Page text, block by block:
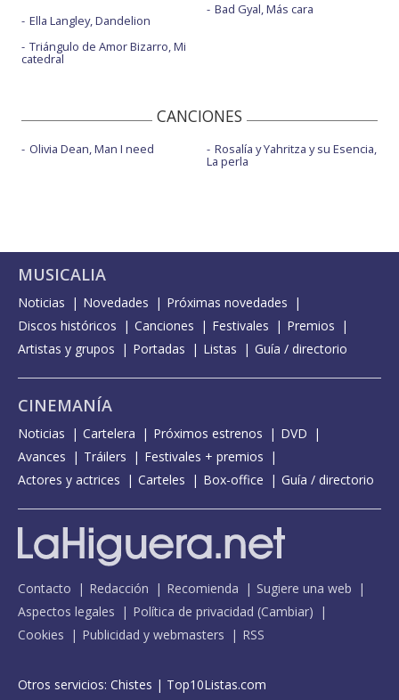
Ella Langley, Dandelion
Triángulo de Amor Bizarro, Mi
catedral
Bad Gyal, Más cara
CANCIONES
Olivia Dean, Man I need Rosalía y Yahritza y su Esencia,
La perla
MUSICALIA
Noticias Novedades
Próximas novedades
Discos históricos
Canciones Festivales
Premios
Artistas y grupos
Portadas Listas Guía / directorio
CINEMANÍA
Noticias Cartelera Próximos estrenos
DVD
Avances
Tráilers
Festivales + premios
Actores y actrices
Carteles Box-office Guía / directorio
Contacto Redacción Recomienda
Sugiere una web
Aspectos legales
Política de privacidad (Cambiar)
Cookies
Publicidad y webmasters RSS
Otros servicios: Chistes | Top10Listas.com